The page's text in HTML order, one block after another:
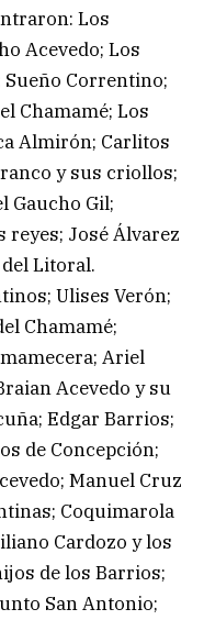
Los
Acevedo; Los
Correntino;
Chamamé; Los
Almirón; Carlitos
y sus criollos;
Gaucho Gil;
reyes; José Álvarez
Litoral.
Ulises Verón;
Chamamé;
Ariel
Acevedo y su
Edgar Barrios;
de Concepción;
Manuel Cruz
Coquimarola
Cardozo y los
de los Barrios;
San Antonio;